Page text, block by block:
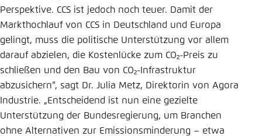
Perspektive. CCS ist jedoch noch teuer. Damit der
Markthochlauf von CCS in Deutschland und Europa
gelingt, muss die politische Unterstützung vor allem
darauf abzielen, die Kostenlücke zum CO₂-Preis zu
schließen und den Bau von CO₂-Infrastruktur
abzusichern“, sagt Dr. Julia Metz, Direktorin von Agora
Industrie. „Entscheidend ist nun eine gezielte
Unterstützung der Bundesregierung, um Branchen
ohne Alternativen zur Emissionsminderung – etwa